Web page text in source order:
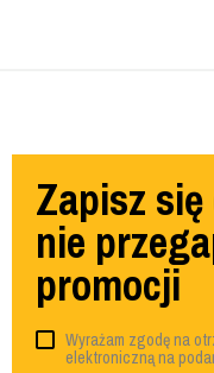
Zapisz
nie
promocji
Wyrażam zgodę na
elektroniczną na